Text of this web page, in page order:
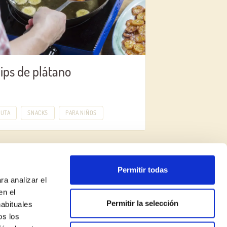
analizar el
el
los
Permitir todas
Permitir la selección
de plátano
SNACKS PARA NIÑOS
Aviso legal